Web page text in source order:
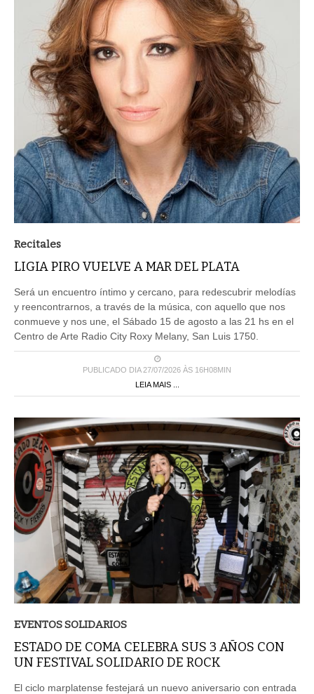
Recitales
LIGIA PIRO VUELVE A MAR DEL PLATA
Será un encuentro íntimo y cercano, para redescubrir melodías
y reencontrarnos, a través de la música, con aquello que nos
conmueve y nos une, el Sábado 15 de agosto a las 21 hs en el
Centro de Arte Radio City Roxy Melany, San Luis 1750.
PUBLICADO DIA 27/07/2026 ÀS 16H08MIN
LEIA MAIS ...
EVENTOS SOLIDARIOS
ESTADO DE COMA CELEBRA SUS 3 AÑOS CON
UN FESTIVAL SOLIDARIO DE ROCK
El ciclo marplatense festejará un nuevo aniversario con entrada